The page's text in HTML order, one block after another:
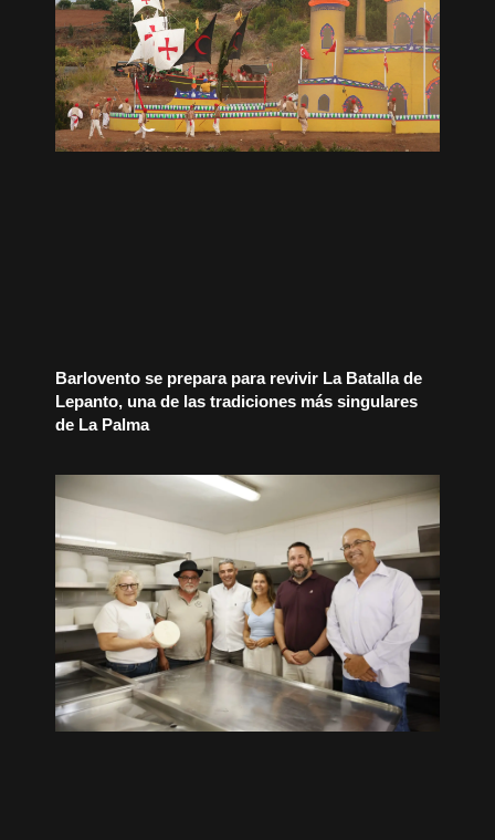
Barlovento se prepara para revivir La Batalla de
Lepanto, una de las tradiciones más singulares
de La Palma